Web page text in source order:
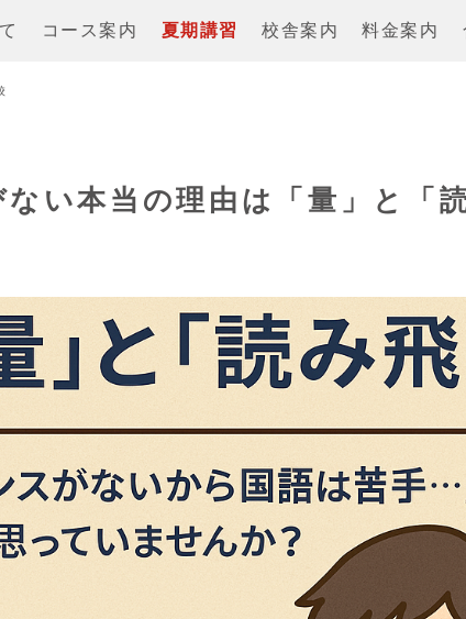
コース案内 夏期講習 校舎案内 料金案内
ない本当の理由は「量」と「